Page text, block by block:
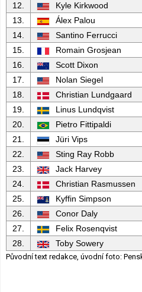
12.
Kyle Kirkwood
13.
Álex Palou
14.
Santino Ferrucci
15.
Romain Grosjean
16.
Scott Dixon
17.
Nolan Siegel
18.
Christian Lundgaard
19.
Linus Lundqvist
20.
Pietro Fittipaldi
21.
Jüri Vips
22.
Sting Ray Robb
23.
Jack Harvey
24.
Christian Rasmussen
25.
Kyffin Simpson
26.
Conor Daly
27.
Felix Rosenqvist
28.
Toby Sowery
Původní text redakce, úvodní foto: